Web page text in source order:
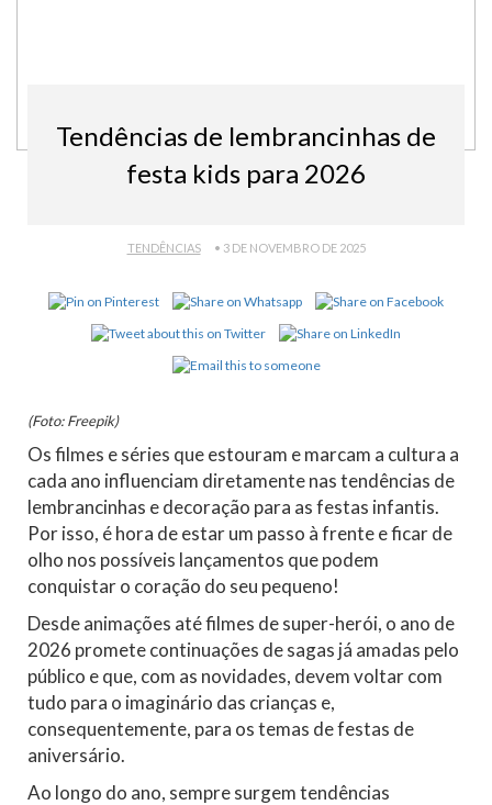
Tendências de lembrancinhas de
festa kids para 2026
TENDÊNCIAS • 3 DE NOVEMBRO DE 2025
(Foto: Freepik)
Os filmes e séries que estouram e marcam a cultura a
cada ano influenciam diretamente nas tendências de
lembrancinhas e decoração para as festas infantis.
Por isso, é hora de estar um passo à frente e ficar de
olho nos possíveis lançamentos que podem
conquistar o coração do seu pequeno!
Desde animações até filmes de super-herói, o ano de
2026 promete continuações de sagas já amadas pelo
público e que, com as novidades, devem voltar com
tudo para o imaginário das crianças e,
consequentemente, para os temas de festas de
aniversário.
Ao longo do ano, sempre surgem tendências